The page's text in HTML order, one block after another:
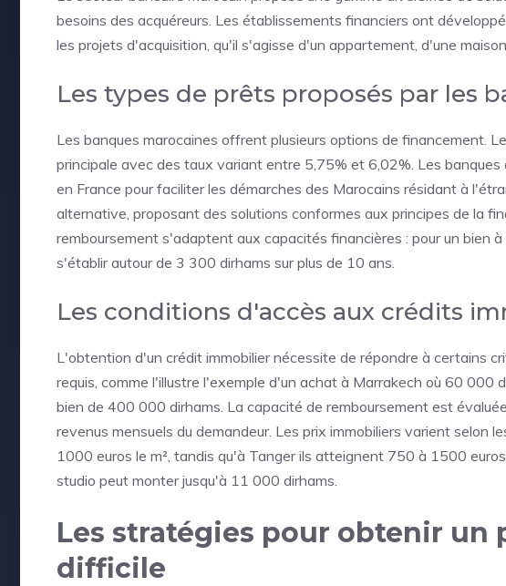
besoins des acquéreurs. Les établissements financiers ont
les projets d'acquisition, qu'il s'agisse d'un appartement, d'une
Les types de prêts proposés par les
Les banques marocaines offrent plusieurs options de financement.
principale avec des taux variant entre 5,75% et 6,02%. Les
en France pour faciliter les démarches des Marocains résidant à
alternative, proposant des solutions conformes aux principes de la
remboursement s'adaptent aux capacités financières : pour un bien
s'établir autour de 3 300 dirhams sur plus de 10 ans.
Les conditions d'accès aux crédits
L'obtention d'un crédit immobilier nécessite de répondre à certains
requis, comme l'illustre l'exemple d'un achat à Marrakech où 60 000
bien de 400 000 dirhams. La capacité de remboursement est
revenus mensuels du demandeur. Les prix immobiliers varient selon
1000 euros le m², tandis qu'à Tanger ils atteignent 750 à 1500 euros
studio peut monter jusqu'à 11 000 dirhams.
Les stratégies pour obtenir un
difficile